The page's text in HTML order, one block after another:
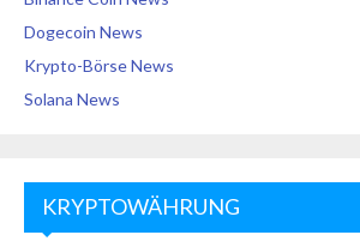
Dogecoin News
Krypto-Börse News
Solana News
KRYPTOWÄHRUNG